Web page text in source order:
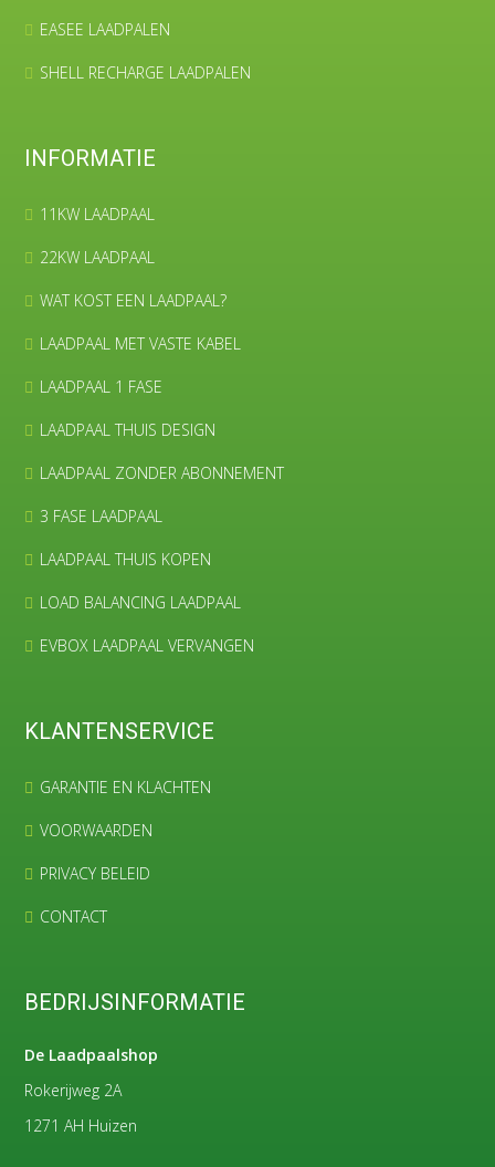
EASEE LAADPALEN
SHELL RECHARGE LAADPALEN
INFORMATIE
11KW LAADPAAL
22KW LAADPAAL
WAT KOST EEN LAADPAAL?
LAADPAAL MET VASTE KABEL
LAADPAAL 1 FASE
LAADPAAL THUIS DESIGN
LAADPAAL ZONDER ABONNEMENT
3 FASE LAADPAAL
LAADPAAL THUIS KOPEN
LOAD BALANCING LAADPAAL
EVBOX LAADPAAL VERVANGEN
KLANTENSERVICE
GARANTIE EN KLACHTEN
VOORWAARDEN
PRIVACY BELEID
CONTACT
BEDRIJSINFORMATIE
De Laadpaalshop
Rokerijweg 2A
1271 AH Huizen